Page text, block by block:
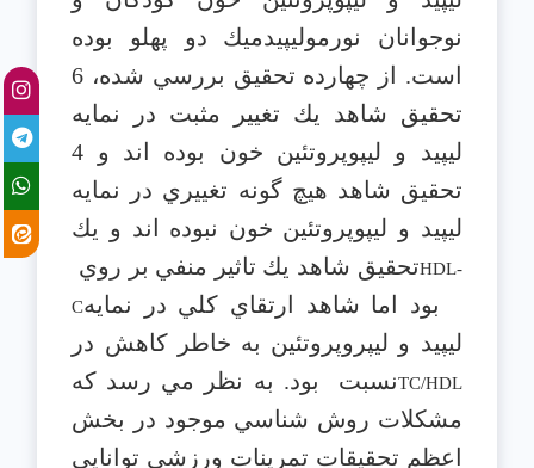
نوجوانان نورموليپيدميك دو پهلو بوده
است. از چهارده تحقيق بررسي شده، 6
تحقيق شاهد يك تغيير مثبت در نمايه
ليپيد و ليپوپروتئين خون بوده اند و 4
تحقيق شاهد هيچ گونه تغييري در نمايه
ليپيد و ليپوپروتئين خون نبوده اند و يك
تحقيق شاهد يك تاثير منفي بر رويHDL-
Cبود اما شاهد ارتقاي كلي در نمايه
ليپيد و ليپروپروتئين به خاطر كاهش در
نسبتTC/HDL
بود. به نظر مي رسد كه
مشكلات روش شناسي موجود در بخش
اعظم تحقيقات تمرينات ورزشي توانايي